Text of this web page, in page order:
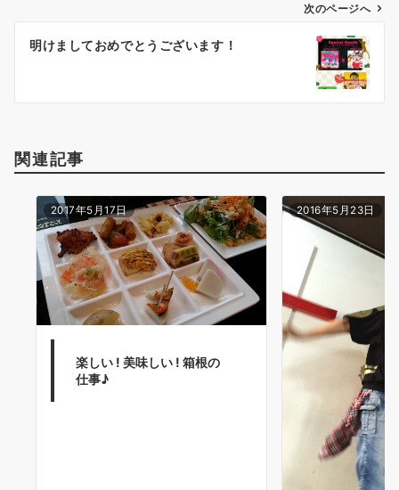
ン
次のページへ
明けましておめでとうございます！
関連記事
2017年5月17日
楽しい ! 美味しい ! 箱根の
仕事♪
2016年5月23日